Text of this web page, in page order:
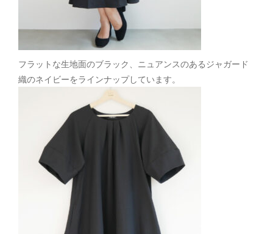
フラットな生地面のブラック、ニュアンスのあるジャガード
織のネイビーをラインナップしています。